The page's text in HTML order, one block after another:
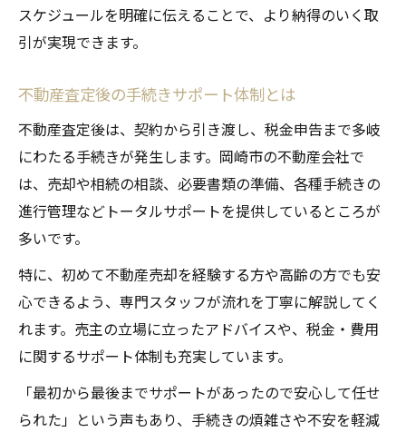
スケジュールを明確に伝えることで、より納得のいく取
引が実現できます。
不動産査定後の手続きサポート体制とは
不動産査定後は、契約から引き渡し、税金申告まで多岐
にわたる手続きが発生します。岡崎市の不動産会社で
は、売却や相続の相談、必要書類の準備、各種手続きの
進行管理などトータルサポートを提供しているところが
多いです。
特に、初めて不動産売却を経験する方や高齢の方でも安
心できるよう、専門スタッフが流れを丁寧に解説してく
れます。売主の立場に立ったアドバイスや、税金・費用
に関するサポート体制も充実しています。
「最初から最後までサポートがあったので安心して任せ
られた」という声もあり、手続きの煩雑さや不安を軽減